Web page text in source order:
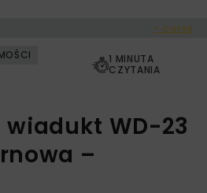
< Cofnij
1 MINUTA
CZYTANIA
wiadukt WD-23
–